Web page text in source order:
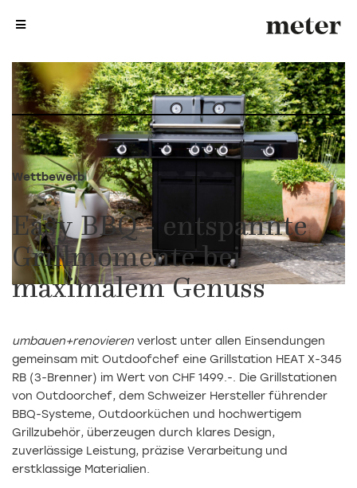
Wettbewerb
Easy BBQ - entspannte
Grillmomente bei
maximalem Genuss
umbauen+renovieren verlost unter allen Einsendungen
gemeinsam mit Outdoofchef eine Grillstation HEAT X-345
RB (3-Brenner) im Wert von CHF 1499.-. Die Grillstationen
von Outdoorchef, dem Schweizer Hersteller führender
BBQ-Systeme, Outdoorküchen und hochwertigem
Grillzubehör, überzeugen durch klares Design,
zuverlässige Leistung, präzise Verarbeitung und
erstklassige Materialien.